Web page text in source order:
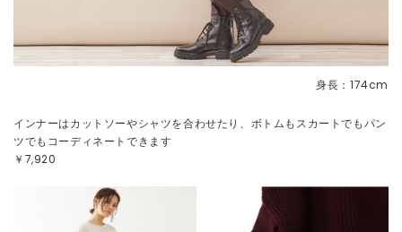
身長：174cm
インナーはカットソーやシャツを合わせたり、ボトムもスカートでもパン
ツでもコーディネートできます
￥7,920